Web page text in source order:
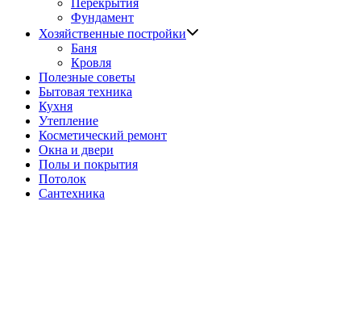
Фундамент
Хозяйственные постройки
Баня
Кровля
Полезные советы
Бытовая техника
Кухня
Утепление
Косметический ремонт
Окна и двери
Полы и покрытия
Потолок
Сантехника